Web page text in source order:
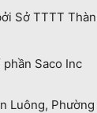
Sở TTTT
phần Saco Inc
Luông, Phường